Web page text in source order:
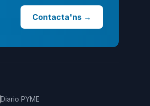
Contacta'ns →
Diario PYME